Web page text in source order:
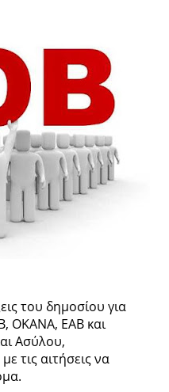
του δημοσίου για
ΟΚΑΝΑ, ΕΑΒ και
Ασύλου,
τις αιτήσεις να